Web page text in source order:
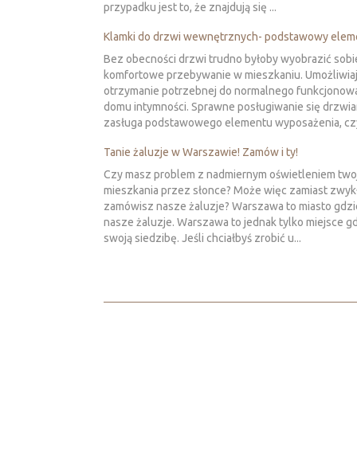
przypadku jest to, że znajdują się ...
Klamki do drzwi wewnętrznych- podstawowy
Bez obecności drzwi trudno byłoby wyobrazić
komfortowe przebywanie w mieszkaniu.
otrzymanie potrzebnej do normalnego
domu intymności. Sprawne posługiwanie się
zasługa podstawowego elementu wyposażenia,
Tanie żaluzje w Warszawie! Zamów i ty!
Czy masz problem z nadmiernym oświetleniem
mieszkania przez słonce? Może więc zamiast
zamówisz nasze żaluzje? Warszawa to miasto
nasze żaluzje. Warszawa to jednak tylko miejsce
swoją siedzibę. Jeśli chciałbyś zrobić u...